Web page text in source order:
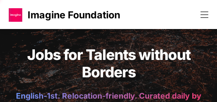
Imagine Foundation
Jobs for Talents without
Borders
English-1st. Relocation-friendly. Curated daily by